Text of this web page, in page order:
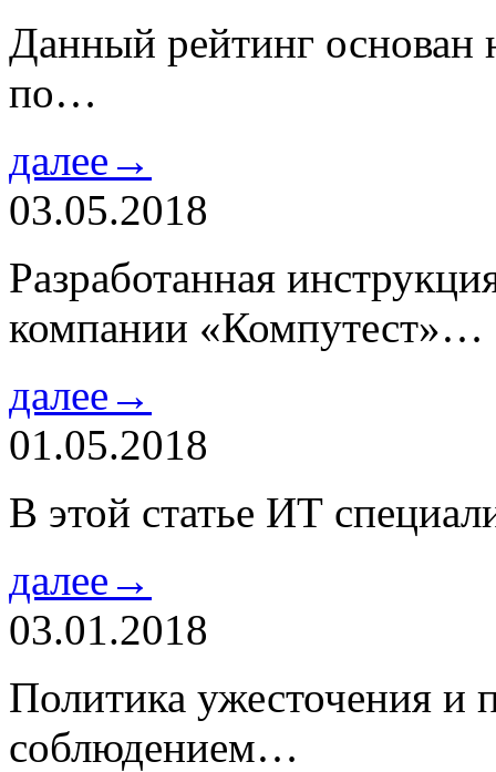
Данный рейтинг основан
по…
далее→
03.05.2018
Разработанная
компании «Компутест»…
далее→
01.05.2018
В этой статье ИТ
далее→
03.01.2018
Политика ужесточения и
соблюдением…